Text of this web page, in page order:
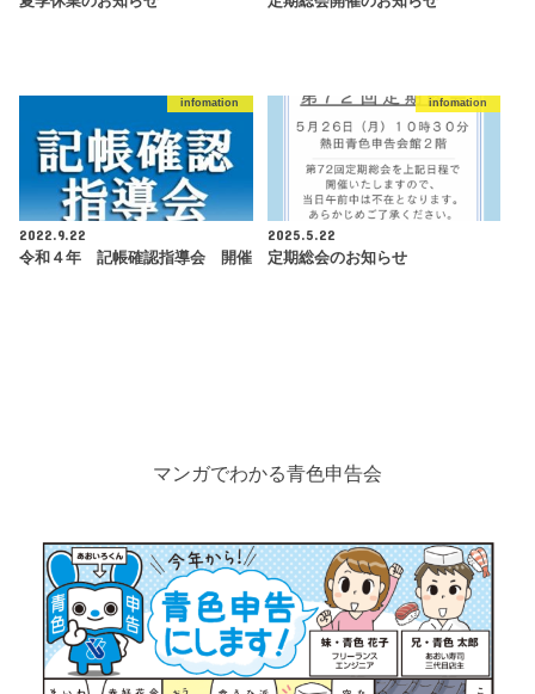
infomation
2022.9.22
令和４年 記帳確認指導会 開催
infomation
2025.5.22
定期総会のお知らせ
マンガでわかる青色申告会